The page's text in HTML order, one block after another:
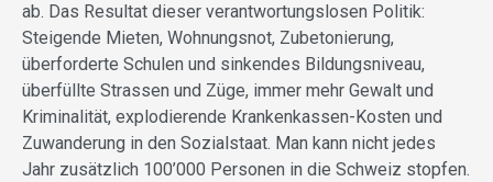
ab. Das Resultat dieser verantwortungslosen Politik:
Steigende Mieten, Wohnungsnot, Zubetonierung,
überforderte Schulen und sinkendes Bildungsniveau,
überfüllte Strassen und Züge, immer mehr Gewalt und
Kriminalität, explodierende Krankenkassen-Kosten und
Zuwanderung in den Sozialstaat. Man kann nicht jedes
Jahr zusätzlich 100’000 Personen in die Schweiz stopfen.